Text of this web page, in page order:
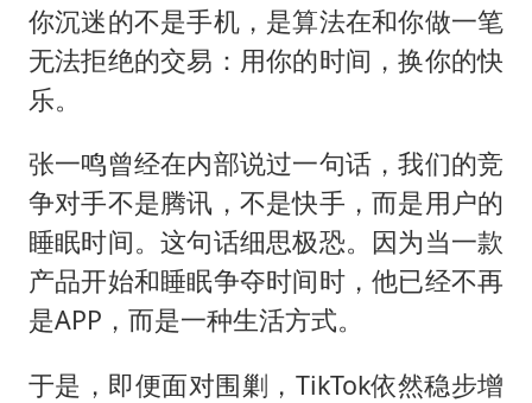
你沉迷的不是手机，是算法在和你做一笔
无法拒绝的交易：用你的时间，换你的快
乐。
张一鸣曾经在内部说过一句话，我们的竞
争对手不是腾讯，不是快手，而是用户的
睡眠时间。这句话细思极恐。因为当一款
产品开始和睡眠争夺时间时，他已经不再
是APP，而是一种生活方式。
于是，即便面对围剿，TikTok依然稳步增